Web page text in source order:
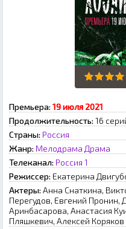
Премьера: 19 июля 2021
Продолжительность: 16
Страны: Россия
Жанр: Мелодрама Драма
Телеканал: Россия 1
Режиссер: Екатерина
Актеры: Анна Снаткина,
Перегудов, Евгений Пронин,
Аринбасарова, Анастасия
Пляшкевич, Алексей Коряков